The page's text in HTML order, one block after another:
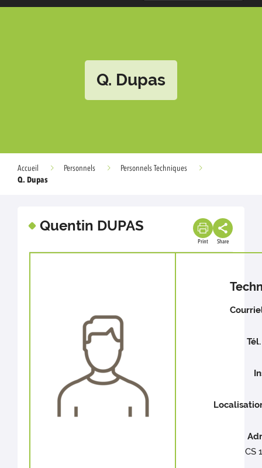
Q. Dupas
Accueil Personnels
Personnels Techniques
Q. Dupas
Quentin DUPAS
Print Share
CS